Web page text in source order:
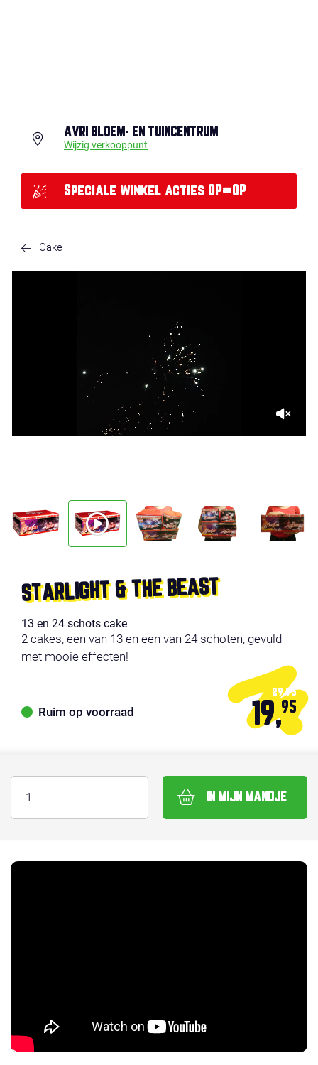
AVRI BLOEM- EN TUINCENTRUM
Wijzig verkooppunt
Speciale winkel acties OP=OP
Cake
STARLIGHT & THE BEAST
13 en 24 schots cake
2 cakes, een van 13 en een van 24 schoten, gevuld
met mooie effecten!
Ruim op voorraad
29,95
19,95
IN MIJN MANDJE